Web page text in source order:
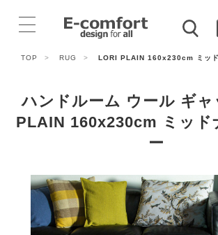
TOP > RUG > LORI PLAIN 160x230cm ミッド
ハンドルーム ウール ギャ
PLAIN 160x230cm ミッド
ー